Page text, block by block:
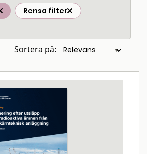
Rensa filter
Sortera på: